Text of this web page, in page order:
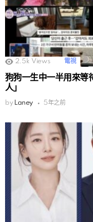
2.5k Views 電視
狗狗一生中一半用來等
人」
by Laney 5年之前